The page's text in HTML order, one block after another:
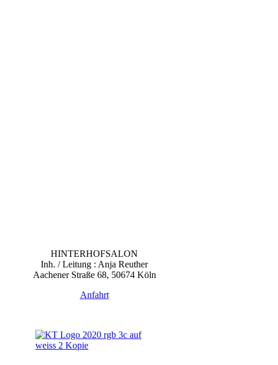
HINTERHOFSALON
Inh. / Leitung : Anja Reuther
Aachener Straße 68, 50674 Köln
Anfahrt